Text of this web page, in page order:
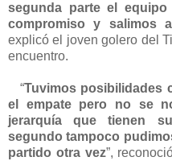
segunda parte el
compromiso y salimos
explicó el joven golero del
encuentro.
“Tuvimos posibilidades
el empate pero no se
jerarquía que tienen
segundo tampoco
partido otra vez”,